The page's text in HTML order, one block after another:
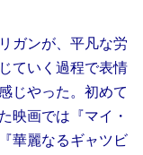
ガンが、平凡な労
ていく過程で表情
じやった。初めて
映画では『マイ・
華麗なるギャツビ